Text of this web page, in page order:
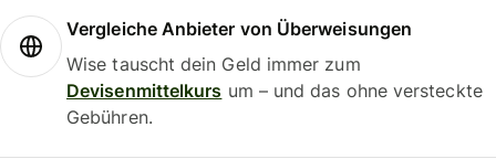
Vergleiche Anbieter von Überweisungen
Wise tauscht dein Geld immer zum
Devisenmittelkurs um – und das ohne versteckte
Gebühren.